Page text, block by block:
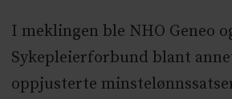
I meklingen ble NHO Geneo
Sykepleierforbund blant
oppjusterte